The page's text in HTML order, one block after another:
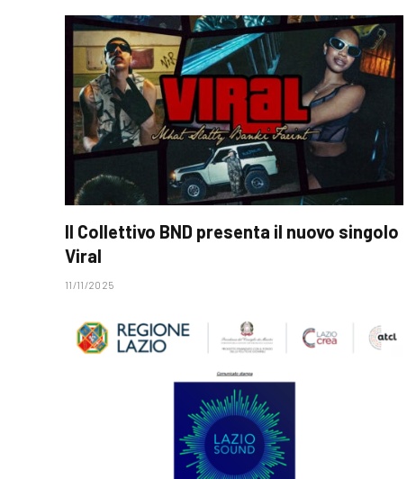
Il Collettivo BND presenta il nuovo singolo
Viral
11/11/2025